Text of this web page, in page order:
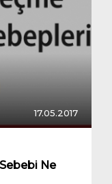
17.05.2017
Ne